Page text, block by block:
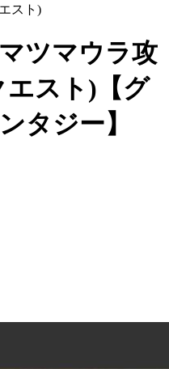
スト)
ツマウラ攻
スト)【グ
タジー】